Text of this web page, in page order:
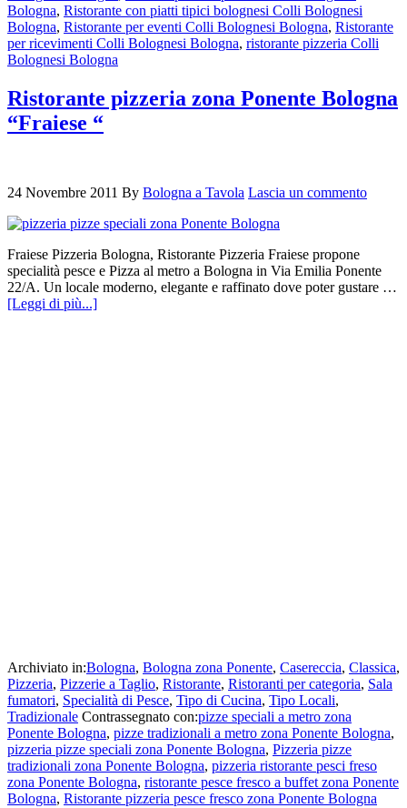
Bologna, Ristorante con piatti tipici bolognesi Colli Bolognesi
Bologna, Ristorante per eventi Colli Bolognesi Bologna, Ristorante
per ricevimenti Colli Bolognesi Bologna, ristorante pizzeria Colli
Bolognesi Bologna
Ristorante pizzeria zona Ponente Bologna
“Fraiese “
24 Novembre 2011 By Bologna a Tavola Lascia un commento
Fraiese Pizzeria Bologna, Ristorante Pizzeria Fraiese propone
specialità pesce e Pizza al metro a Bologna in Via Emilia Ponente
22/A. Un locale moderno, elegante e raffinato dove poter gustare …
[Leggi di più...]
Archiviato in:Bologna, Bologna zona Ponente, Casereccia, Classica,
Pizzeria, Pizzerie a Taglio, Ristorante, Ristoranti per categoria, Sala
fumatori, Specialità di Pesce, Tipo di Cucina, Tipo Locali,
Tradizionale Contrassegnato con:pizze speciali a metro zona
Ponente Bologna, pizze tradizionali a metro zona Ponente Bologna,
pizzeria pizze speciali zona Ponente Bologna, Pizzeria pizze
tradizionali zona Ponente Bologna, pizzeria ristorante pesci freso
zona Ponente Bologna, ristorante pesce fresco a buffet zona Ponente
Bologna, Ristorante pizzeria pesce fresco zona Ponente Bologna